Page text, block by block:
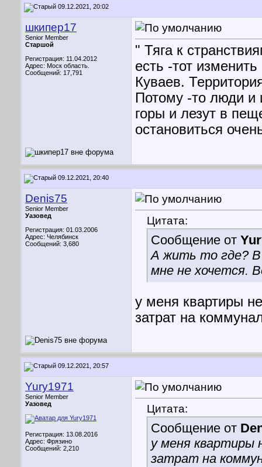
09.12.2021, 20:02
шкипер17
Senior Member
Старшой
Регистрация: 11.04.2012
Адрес: Моск область.
Сообщений: 17,791
" Тяга к
есть -тот
Куваев.
Потому -то люди и
горы и лезут в
остановиться
09.12.2021, 20:40
Denis75
Senior Member
Уазовед
Регистрация: 01.03.2006
Адрес: Челябинск
Сообщений: 3,680
Цитата:
Сообщение от
А жить то где? В
мне не хочется.
у меня квартиры
затрат на
09.12.2021, 20:57
Yury1971
Senior Member
Уазовед
Регистрация: 13.08.2016
Адрес: Фрязино
Сообщений: 2,210
Цитата:
Сообщение от
у меня квартиры
затрат на